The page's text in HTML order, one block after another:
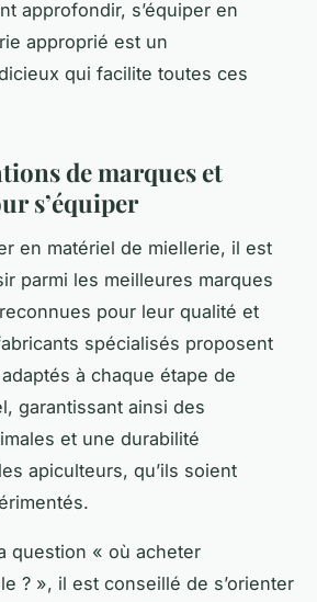
approfondir, s’équiper en
approprié est un
qui facilite toutes ces
de marques et
s’équiper
en matériel de miellerie, il est
parmi les meilleures marques
pour leur qualité et
spécialisés proposent
à chaque étape de
garantissant ainsi des
et une durabilité
apiculteurs, qu’ils soient
question « où acheter
? », il est conseillé de s’orienter